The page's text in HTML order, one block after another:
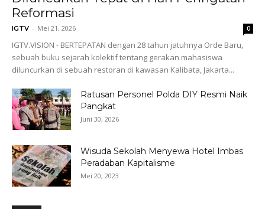
Reformasi
IGTV - Mei 21, 2026 0
IGTV.VISION - BERTEPATAN dengan 28 tahun jatuhnya Orde Baru,
sebuah buku sejarah kolektif tentang gerakan mahasiswa
diluncurkan di sebuah restoran di kawasan Kalibata, Jakarta...
Ratusan Personel Polda DIY Resmi Naik
Pangkat
Juni 30, 2026
Wisuda Sekolah Menyewa Hotel Imbas
Peradaban Kapitalisme
Mei 20, 2023